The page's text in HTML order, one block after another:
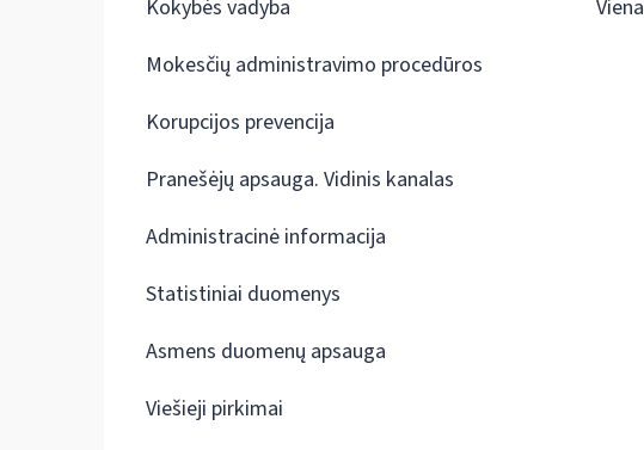
Kokybės vadyba
Mokesčių administravimo procedūros
Korupcijos prevencija
Pranešėjų apsauga. Vidinis kanalas
Administracinė informacija
Statistiniai duomenys
Asmens duomenų apsauga
Viešieji pirkimai